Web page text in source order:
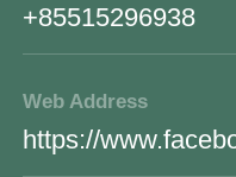
+85515296938
Web Address
https://